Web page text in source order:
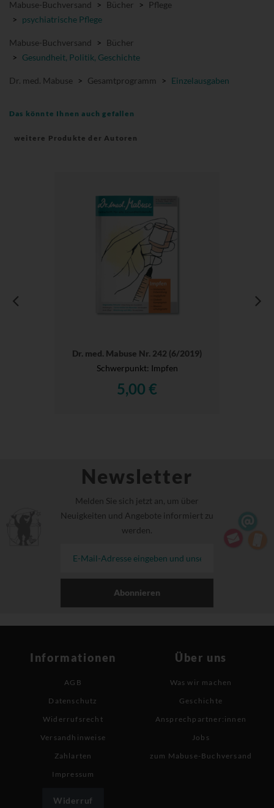
Mabuse-Buchversand > Bücher >
Pflege
> psychiatrische Pflege
Mabuse-Buchversand > Bücher
> Gesundheit, Politik, Geschichte
Dr. med. Mabuse > Gesamtprogramm > Einzelausgaben
Das könnte Ihnen auch gefallen
weitere Produkte der Autoren
Dr. med. Mabuse Nr. 242 (6/2019)
Schwerpunkt: Impfen
5,00 €
Newsletter
Melden Sie sich jetzt an, um über
Neuigkeiten und Angebote informiert zu
werden.
Abonnieren
Informationen
AGB
Datenschutz
Widerrufsrecht
Versandhinweise
Zahlarten
Impressum
Widerruf
Über uns
Was wir machen
Geschichte
Ansprechpartner:innen
Jobs
zum Mabuse-Buchversand